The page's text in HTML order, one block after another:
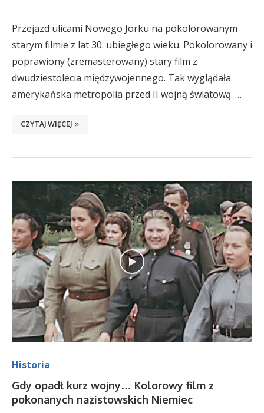
Przejazd ulicami Nowego Jorku na pokolorowanym
starym filmie z lat 30. ubiegłego wieku. Pokolorowany i
poprawiony (zremasterowany) stary film z
dwudziestolecia międzywojennego. Tak wyglądała
amerykańska metropolia przed II wojną światową. …
CZYTAJ WIĘCEJ
Historia
Gdy opadł kurz wojny… Kolorowy film z
pokonanych nazistowskich Niemiec